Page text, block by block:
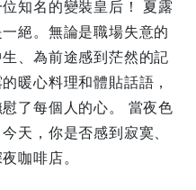
知名的變裝皇后！ 夏露
絕。無論是職場失意的
、為前途感到茫然的記
暖心料理和體貼話語，
了每個人的心。 當夜色
天，你是否感到寂寞、
咖啡店。